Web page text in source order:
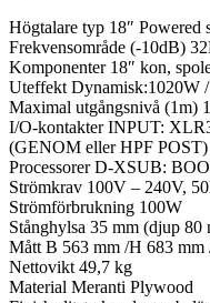
Högtalare typ 18″ Powered
Frekvensområde (-10dB)
Komponenter 18″ kon,
Uteffekt Dynamisk:1020W
Maximal utgångsnivå (1m)
I/O-kontakter INPUT:
(GENOM eller HPF POST)
Processorer D-XSUB:
Strömkrav 100V – 240V,
Strömförbrukning 100W
Stånghylsa 35 mm (djup
Mått B 563 mm /H 683 mm
Nettovikt 49,7 kg
Material Meranti Plywood